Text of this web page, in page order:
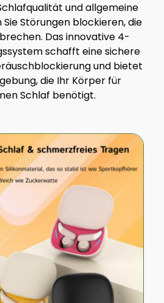
und allgemeine
Störungen blockieren, die
Das innovative 4-
schafft eine sichere
und bietet
die Ihr Körper für
Schlaf benötigt.